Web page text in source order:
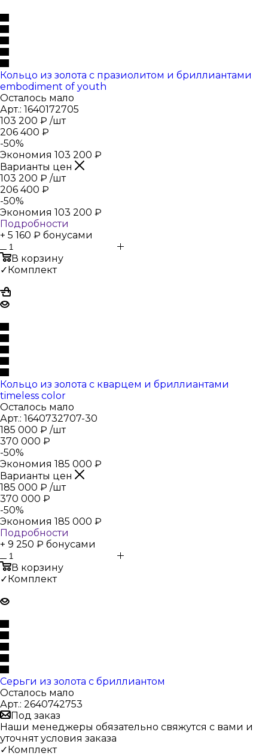
Кольцо из золота с празиолитом и бриллиантами
embodiment of youth
Осталось мало
Арт.: 1640172705
103 200 ₽ /шт
206 400 ₽
-50%
Экономия 103 200 ₽
Варианты цен
103 200 ₽ /шт
206 400 ₽
-50%
Экономия 103 200 ₽
Подробности
+ 5 160 ₽ бонусами
В корзину
✓Комплект
Кольцо из золота с кварцем и бриллиантами
timeless color
Осталось мало
Арт.: 1640732707-30
185 000 ₽ /шт
370 000 ₽
-50%
Экономия 185 000 ₽
Варианты цен
185 000 ₽ /шт
370 000 ₽
-50%
Экономия 185 000 ₽
Подробности
+ 9 250 ₽ бонусами
В корзину
✓Комплект
Серьги из золота с бриллиантом
Осталось мало
Арт.: 2640742753
Под заказ
Наши менеджеры обязательно свяжутся с вами и
уточнят условия заказа
✓Комплект